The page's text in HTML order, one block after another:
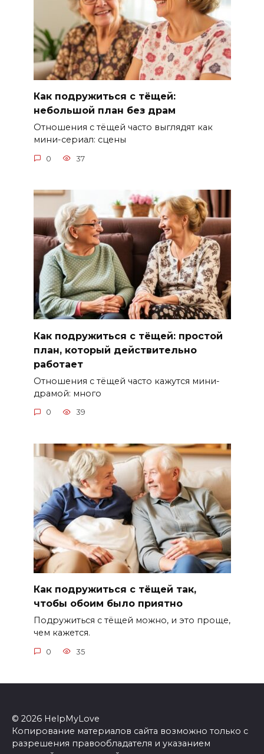
Как подружиться с тёщей:
небольшой план без драм
Отношения с тёщей часто выглядят как
мини-сериал: сцены
0 37
Как подружиться с тёщей: простой
план, который действительно
работает
Отношения с тёщей часто кажутся мини-
драмой: много
0 39
Как подружиться с тёщей так,
чтобы обоим было приятно
Подружиться с тёщей можно, и это проще,
чем кажется.
0 35
© 2026 HelpMyLove
Копирование материалов сайта возможно только с
разрешения правообладателя и указанием